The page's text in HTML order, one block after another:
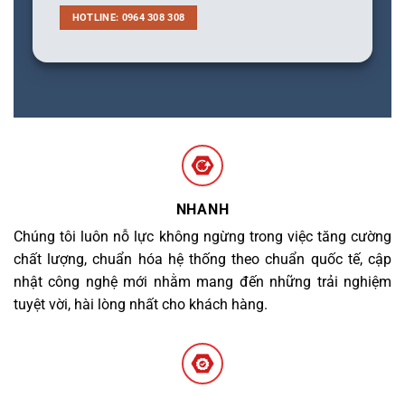
HOTLINE: 0964 308 308
NHANH
Chúng tôi luôn nỗ lực không ngừng trong việc tăng cường
chất lượng, chuẩn hóa hệ thống theo chuẩn quốc tế, cập
nhật công nghệ mới nhằm mang đến những trải nghiệm
tuyệt vời, hài lòng nhất cho khách hàng.